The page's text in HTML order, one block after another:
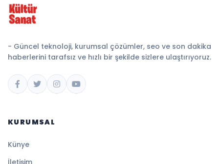
- Güncel teknoloji, kurumsal çözümler, seo ve son dakika
haberlerini tarafsız ve hızlı bir şekilde sizlere ulaştırıyoruz.
KURUMSAL
Künye